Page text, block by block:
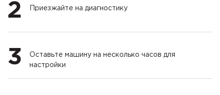
2 Приезжайте на диагностику
3
Оставьте машину на несколько часов для
настройки